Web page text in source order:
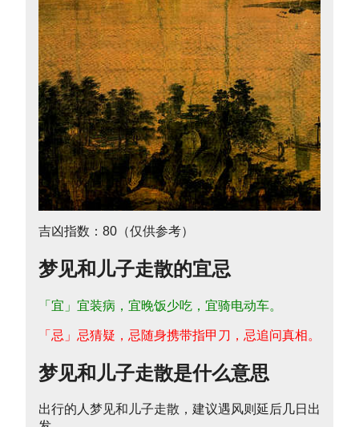
吉凶指数：80（仅供参考）
梦见和儿子走散的宜忌
「宜」宜装病，宜晚饭少吃，宜骑电动车。
「忌」忌猜疑，忌随身携带指甲刀，忌追问真相。
梦见和儿子走散是什么意思
出行的人梦见和儿子走散，建议遇风则延后几日出